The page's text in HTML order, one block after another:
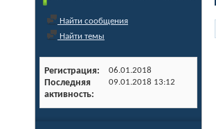
Найти сообщения
Найти темы
Регистрация 06.01.2018
Последняя
активность
09.01.2018 13:12